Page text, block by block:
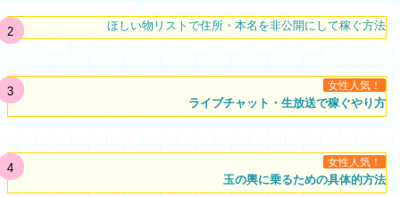
ほしい物リストで住所・本名を非公開にして稼ぐ方法
女性人気！
ライブチャット・生放送で稼ぐやり方
女性人気！
玉の輿に乗るための具体的方法